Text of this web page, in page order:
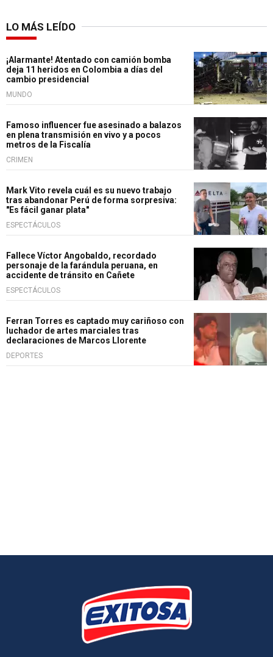
LO MÁS LEÍDO
¡Alarmante! Atentado con camión bomba
deja 11 heridos en Colombia a días del
cambio presidencial
MUNDO
Famoso influencer fue asesinado a balazos
en plena transmisión en vivo y a pocos
metros de la Fiscalía
CRIMEN
Mark Vito revela cuál es su nuevo trabajo
tras abandonar Perú de forma sorpresiva:
"Es fácil ganar plata"
ESPECTÁCULOS
Fallece Víctor Angobaldo, recordado
personaje de la farándula peruana, en
accidente de tránsito en Cañete
ESPECTÁCULOS
Ferran Torres es captado muy cariñoso con
luchador de artes marciales tras
declaraciones de Marcos Llorente
DEPORTES